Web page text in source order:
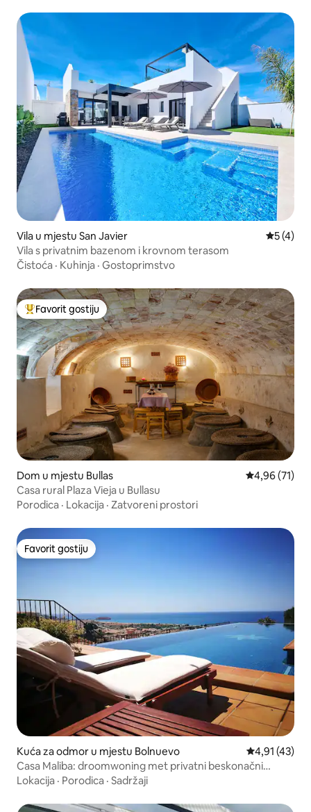
Vila u mjestu San Javier
5 (4)
Vila s privatnim bazenom i krovnom terasom
Čistoća · Kuhinja · Gostoprimstvo
Glavni favorit gostiju
Favorit gostiju
Dom u mjestu Bullas Prosječna
4,96 (71)
Casa rural Plaza Vieja u Bullasu
Porodica · Lokacija · Zatvoreni prostori
Favorit gostiju
Favorit gostiju
Kuća za odmor u mjestu Bolnuevo Prosječna
4,91 (43)
Casa Maliba: droomwoning met privatni beskonačni
bazen
Lokacija · Porodica · Sadržaji